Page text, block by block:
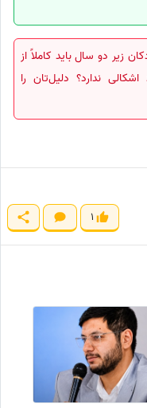
زیر دو سال باید کاملاً از
ندارد؟ دلیل‌تان را
1